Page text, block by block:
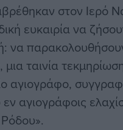
στον Ιερό
ευκαιρία να
να
ταινία
αγιογράφο,
αγιογράφοις